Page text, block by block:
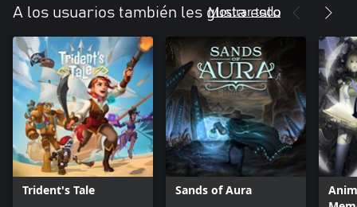
A los usuarios también les gusta esto
Mostrar todo
Trident's Tale Sands of Aura